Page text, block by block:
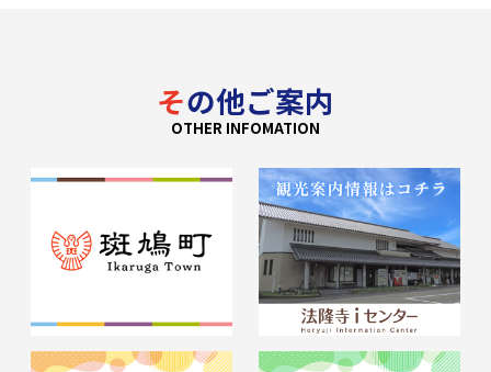
その他ご案内
OTHER INFOMATION